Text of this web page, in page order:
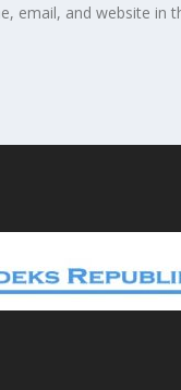
email, and website